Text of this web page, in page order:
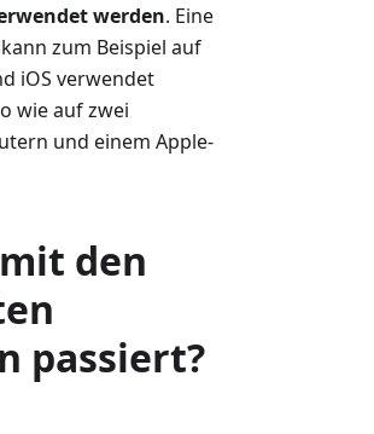
werden. Eine
zum Beispiel auf
iOS verwendet
wie auf zwei
und einem Apple-
den
passiert?